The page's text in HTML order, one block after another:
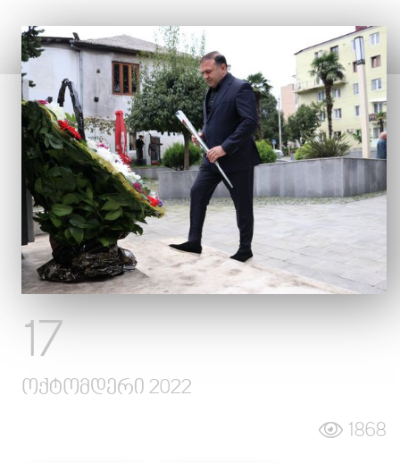
ჩვენ
შესახებ
სიახლეები
ალბომები
გალერეა
კონტაქტი
17
ოქტომდერი 2022
1868